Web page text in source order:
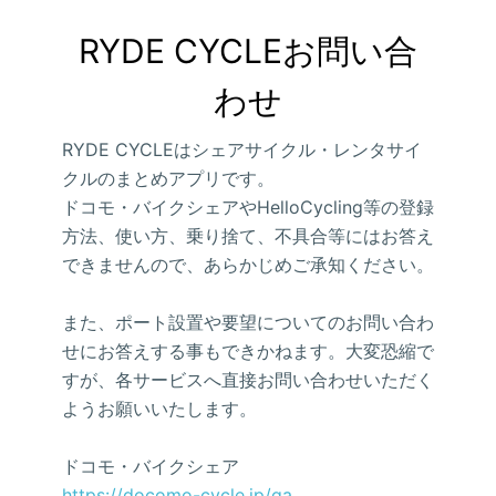
RYDE CYCLEお問い合
わせ
RYDE CYCLEはシェアサイクル・レンタサイ
クルのまとめアプリです。
ドコモ・バイクシェアやHelloCycling等の登録
方法、使い方、乗り捨て、不具合等にはお答え
できませんので、あらかじめご承知ください。
また、ポート設置や要望についてのお問い合わ
せにお答えする事もできかねます。大変恐縮で
すが、各サービスへ直接お問い合わせいただく
ようお願いいたします。
ドコモ・バイクシェア